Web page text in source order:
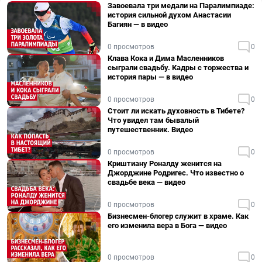
Завоевала три медали на Паралимпиаде:
история сильной духом Анастасии
Багиян — в видео
0 просмотров 0
Клава Кока и Дима Масленников
сыграли свадьбу. Кадры с торжества и
история пары — в видео
0 просмотров 0
Стоит ли искать духовность в Тибете?
Что увидел там бывалый
путешественник. Видео
0 просмотров 0
Криштиану Роналду женится на
Джорджине Родригес. Что известно о
свадьбе века — видео
0 просмотров 0
Бизнесмен-блогер служит в храме. Как
его изменила вера в Бога — видео
0 просмотров 0